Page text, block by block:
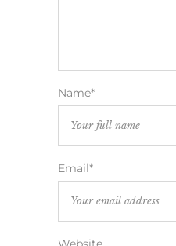
Name*
Email*